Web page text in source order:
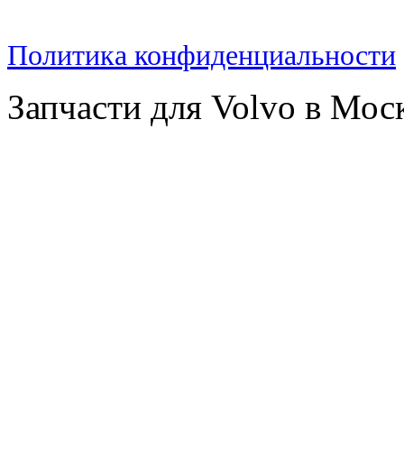
Политика конфиденциальности
Запчасти для Volvo в